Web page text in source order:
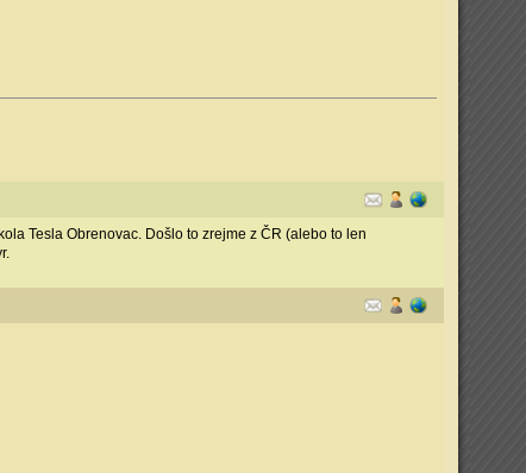
Tesla Obrenovac. Došlo to zrejme z ČR (alebo to len